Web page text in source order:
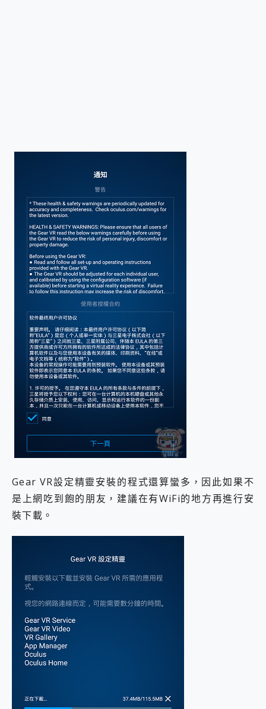
Gear VR設定精靈安裝的程式還算蠻多，因此如果不
是上網吃到飽的朋友，建議在有WiFi的地方再進行安
裝下載。